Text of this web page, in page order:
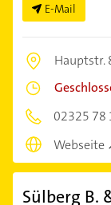
E-Mail
Hauptstr.
02325 78
Webseite
Sülberg B.